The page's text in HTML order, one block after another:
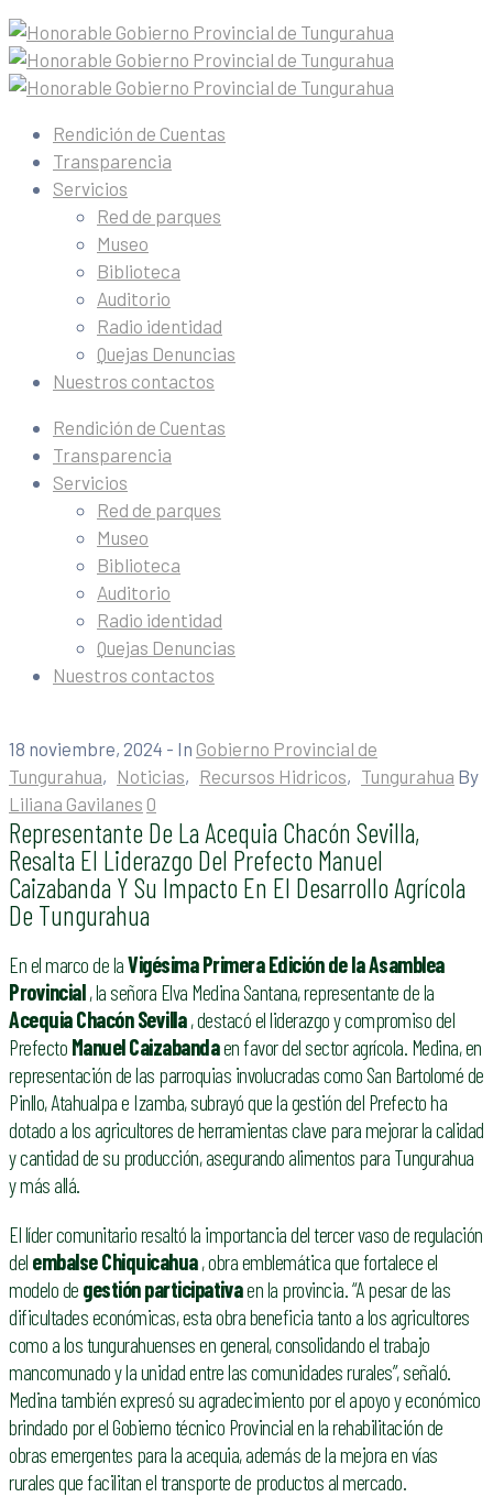
Rendición de Cuentas
Transparencia
Servicios
Red de parques
Museo
Biblioteca
Auditorio
Radio identidad
Quejas Denuncias
Nuestros contactos
Rendición de Cuentas
Transparencia
Servicios
Red de parques
Museo
Biblioteca
Auditorio
Radio identidad
Quejas Denuncias
Nuestros contactos
18 noviembre, 2024 - In Gobierno Provincial de
Tungurahua‚ Noticias‚ Recursos Hidricos‚ Tungurahua By
Liliana Gavilanes 0
Representante De La Acequia Chacón Sevilla,
Resalta El Liderazgo Del Prefecto Manuel
Caizabanda Y Su Impacto En El Desarrollo Agrícola
De Tungurahua
En el marco de laVigésima Primera Edición de la Asamblea
Provincial, la señora Elva Medina Santana, representante de la
Acequia Chacón Sevilla, destacó el liderazgo y compromiso del
Prefecto Manuel Caizabandaen favor del sector agrícola. Medina, en
representación de las parroquias involucradas como San Bartolomé de
Pinllo, Atahualpa e Izamba, subrayó que la gestión del Prefecto ha
dotado a los agricultores de herramientas clave para mejorar la calidad
y cantidad de su producción, asegurando alimentos para Tungurahua
y más allá.
El líder comunitario resaltó la importancia del tercer vaso de regulación
del embalse Chiquicahua, obra emblemática que fortalece el
modelo de gestión participativaen la provincia. “A pesar de las
dificultades económicas, esta obra beneficia tanto a los agricultores
como a los tungurahuenses en general, consolidando el trabajo
mancomunado y la unidad entre las comunidades rurales”, señaló.
Medina también expresó su agradecimiento por el apoyo y económico
brindado por el Gobierno técnico Provincial en la rehabilitación de
obras emergentes para la acequia, además de la mejora en vías
rurales que facilitan el transporte de productos al mercado.